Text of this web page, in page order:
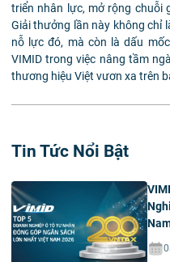
triển nhân lực, mở rộng chuỗi
Giải thưởng lần này không chỉ
nỗ lực đó, mà còn là dấu
VIMID trong việc nâng tầm
thương hiệu Việt vươn xa trên
Tin Tức Nổi Bật